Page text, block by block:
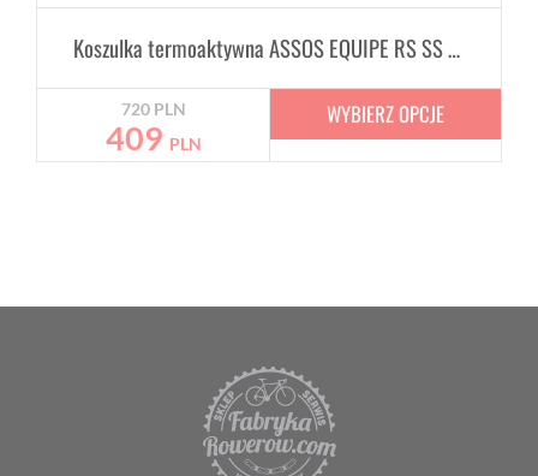
Koszulka termoaktywna ASSOS EQUIPE RS SS Winter SS Izolator
720 PLN
409 PLN
WYBIERZ OPCJE